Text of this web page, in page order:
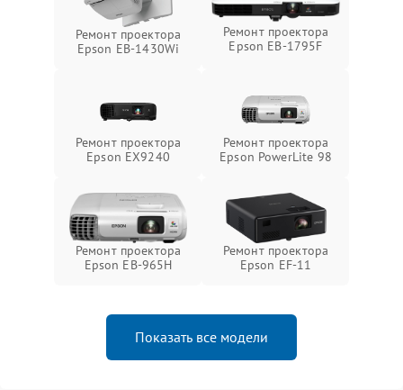
Ремонт проектора
Epson EB-1430Wi
Ремонт проектора
Epson EB-1795F
Ремонт проектора
Epson EX9240
Ремонт проектора
Epson PowerLite 98
Ремонт проектора
Epson EB-965H
Ремонт проектора
Epson EF-11
Показать все модели